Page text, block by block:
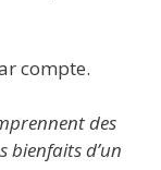
compte.
des
bienfaits d’un